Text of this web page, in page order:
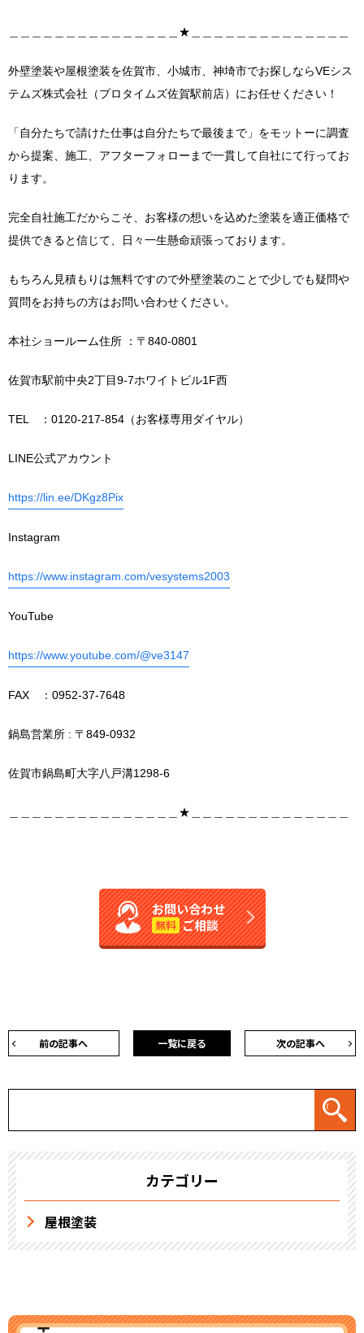
＿＿＿＿＿＿＿＿＿＿＿＿＿＿＿★＿＿＿＿＿＿＿＿＿＿＿＿＿＿
外壁塗装や屋根塗装を佐賀市、小城市、神埼市でお探しならVEシス
テムズ株式会社（プロタイムズ佐賀駅前店）にお任せください！
「自分たちで請けた仕事は自分たちで最後まで」をモットーに調査
から提案、施工、アフターフォローまで一貫して自社にて行ってお
ります。
完全自社施工だからこそ、お客様の想いを込めた塗装を適正価格で
提供できると信じて、日々一生懸命頑張っております。
もちろん見積もりは無料ですので外壁塗装のことで少しでも疑問や
質問をお持ちの方はお問い合わせください。
本社ショールーム住所 ：〒840-0801
佐賀市駅前中央2丁目9-7ホワイトビル1F西
TEL ：0120-217-854（お客様専用ダイヤル）
LINE公式アカウント
https://lin.ee/DKgz8Pix
Instagram
https://www.instagram.com/vesystems2003
YouTube
https://www.youtube.com/@ve3147
FAX ：0952-37-7648
鍋島営業所 : 〒849-0932
佐賀市鍋島町大字八戸溝1298-6
＿＿＿＿＿＿＿＿＿＿＿＿＿＿＿★＿＿＿＿＿＿＿＿＿＿＿＿＿＿
お問い合わせ
無料 ご相談
前の記事へ 次の記事へ
一覧に戻る
カテゴリー
屋根塗装